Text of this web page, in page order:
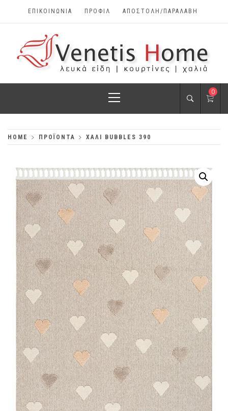
ΕΠΙΚΟΙΝΩΝΊΑ ΠΡΟΦΊΛ ΑΠΟΣΤΟΛΗ/ΠΑΡΑΛΑΒΗ
VENETIS HOME
ΧΑΛΙΆ, ΛΕΥΚΆ
Menu
0
HOME ΠΡΟΪΌΝΤΑ ΧΑΛΙ BUBBLES 390